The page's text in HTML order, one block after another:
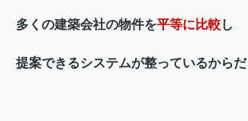
多くの建築会社の物件を平等に比較し
提案できるシステムが整っているからだ